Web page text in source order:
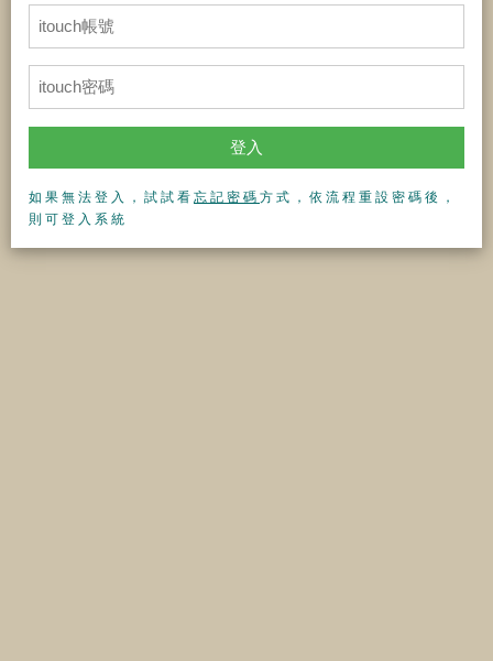
登入
如果無法登入，試試看 忘記密碼 方式，依流程重設密碼後，
則可登入系統